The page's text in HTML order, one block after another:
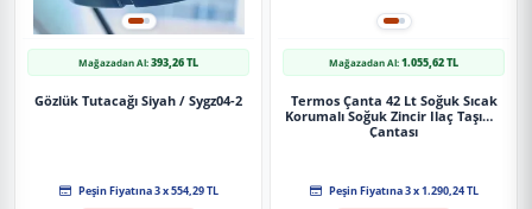
Mağazadan Al:393,26 TL
Gözlük Tutacağı Siyah / Sygz04-2
Peşin Fiyatına 3 x 554,29 TL
Mağazadan Al:1.055,62 TL
Termos Çanta 42 Lt Soğuk Sıcak
Korumalı Soğuk Zincir Ilaç Taşıma
Çantası
Peşin Fiyatına 3 x 1.290,24 TL